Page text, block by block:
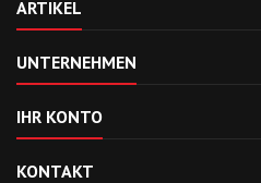
ARTIKEL
UNTERNEHMEN
IHR KONTO
KONTAKT